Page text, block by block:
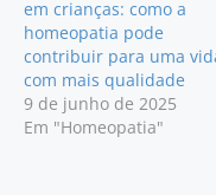
em crianças: como a
homeopatia pode
contribuir para uma
com mais qualidade
9 de junho de 2025
Em "Homeopatia"